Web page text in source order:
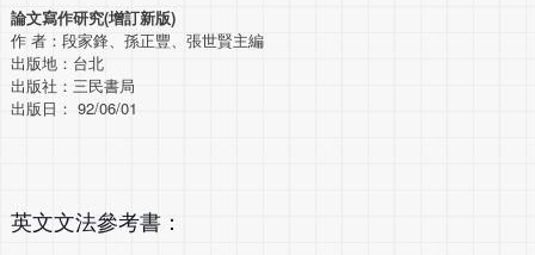
論文寫作研究(增訂新版)
作 者：段家鋒、孫正豐、張世賢主編
出版地：台北
出版社：三民書局
出版日： 92/06/01
英文文法參考書：